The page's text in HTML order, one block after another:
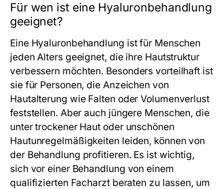
Für wen ist eine Hyaluronbehandlung
geeignet?
Eine Hyaluronbehandlung ist für Menschen
jeden Alters geeignet, die ihre Hautstruktur
verbessern möchten. Besonders vorteilhaft ist
sie für Personen, die Anzeichen von
Hautalterung wie Falten oder Volumenverlust
feststellen. Aber auch jüngere Menschen, die
unter trockener Haut oder unschönen
Hautunregelmäßigkeiten leiden, können von
der Behandlung profitieren. Es ist wichtig,
sich vor einer Behandlung von einem
qualifizierten Facharzt beraten zu lassen, um